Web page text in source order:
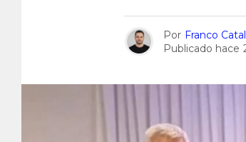
Por Franco
Publicado hace